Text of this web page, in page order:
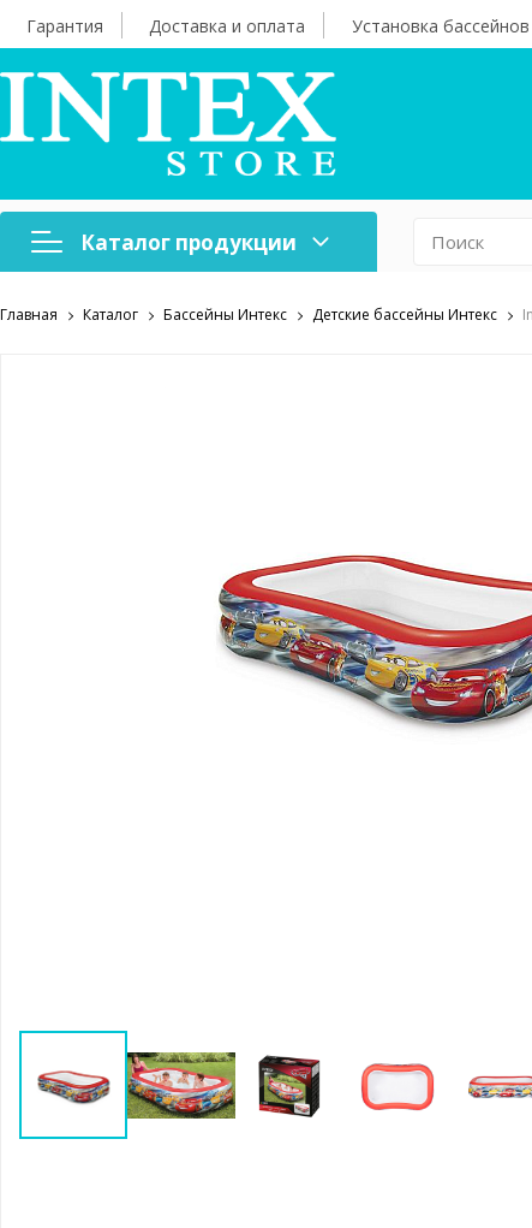
Гарантия Доставка и оплата Установка бассейнов
Каталог продукции
Надувная мебель
Главная Каталог Бассейны Интекс Детские бассейны Интекс